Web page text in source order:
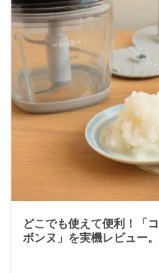
どこでも使えて便利！「
ボンヌ」を実機レビュー